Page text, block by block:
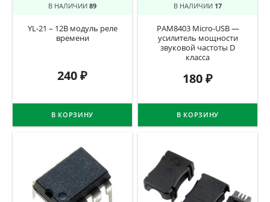
В НАЛИЧИИ 89
YL-21 – 12В модуль реле
времени
240₽
В КОРЗИНУ
В НАЛИЧИИ 17
PAM8403 Micro-USB —
усилитель мощности
звуковой частоты D
класса
180₽
В КОРЗИНУ